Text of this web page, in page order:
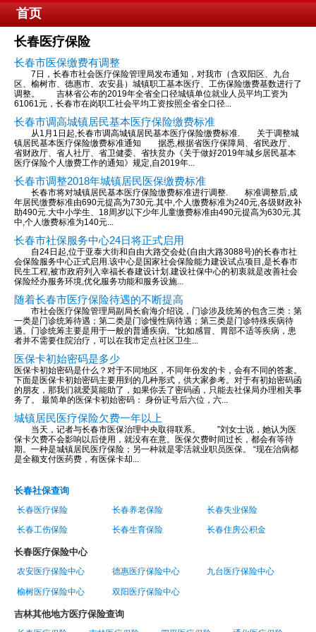
首页
长春医疗保险
长春市医保缴费有调整
7日，长春市社会医疗保险管理局发布通知，对我市（含双阳区、九台
区、榆树市、德惠市、农安县）城镇职工基本医疗、工伤保险缴费基数进行了
调整。 吉林省公布的2019年全省全口径城镇单位就业人员平均工资为
61061元，长春市在岗职工社会平均工资按照全省全口径...
长春市调高城镇居民基本医疗保险缴费标准
从1月1日起,长春市调高城镇居民基本医疗保险缴费标准. 关于调整城
镇居民基本医疗保险缴费标准通知 据悉,根据省医疗保障局、省民政厅、
省财政厅、省人社厅、省卫健委、省扶贫办《关于做好2019年城乡居民基本
医疗保险个人缴费工作的通知》规定,自2019年...
长春市调整2018年城镇居民医保缴费标准
长春市将对城镇居民基本医疗保险缴费标准进行调整. 标准调整后,成
年居民缴费标准由690元提高为730元.其中,个人缴费标准为240元,各级财政补
助490元.大中小学生、18周岁以下少年儿童缴费标准由490元提高为630元.其
中,个人缴费标准为140元...
长春市社保服务中心24日将正式启用
自24日起,位于亚泰大街和自由大路交会处(自由大路3088号)的长春市社
会保险服务中心正式启用.该中心是国家社会保险能力建设试点项目,是长春市
民生工程,被市政府列入幸福长春建设计划.建设社保中心的初衷就是改善社会
保险经办服务环境,优化服务功能和服务设施...
随着长春市医疗保险待遇的不断提高
市社会医疗保险管理局副局长俞海介绍说，门诊涉及统筹的包含三类：第
一类是门诊统筹待遇；第二类是门诊慢性病待遇；第三类是门诊特殊疾病待
遇。门诊统筹主要是用于一般的普通疾病。“比如感冒、胃部不适等疾病，患
者并不需要住院治疗，可以在我市定点社区卫生...
医保卡初始密码是多少
医保卡初始密码是什么？对于不同地区，不同年份发的卡，会有不同的答案。
下面是医保卡初始密码主要用到的几种形式，供大家参考。对于有初始密码函
的朋友，那我们就爱莫能助了，如果你丢了密码函，只能去社保局办理相关事
务了。 最简单的医保卡初始密码： 身份证号后六位，六...
城镇居民医疗保险欠费一年以上
当天，记者与长春市医保治理中央取得联系。 ”刘女士说，她认为医
保卡欠费不会影响以后使用，就没有在意。医保欠费时间过长，都会有等待
期。一种是城镇居民医疗保险；另一种就是零活就业职员医保。 “现在治病都
是全额支付医药费，有医保卡却...
长春社保查询
长春医疗保险 长春养老保险 长春失业保险
长春工伤保险 长春生育保险 长春住房公积金
长春医疗保险中心
农安医疗保险中心 德惠医疗保险中心 九台医疗保险中心
榆树医疗保险中心 双阳医疗保险中心
吉林其他地方医疗保险查询